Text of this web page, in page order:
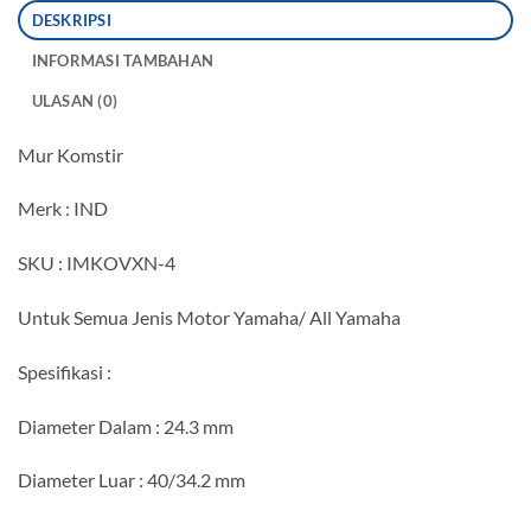
DESKRIPSI
INFORMASI TAMBAHAN
ULASAN (0)
Mur Komstir
Merk : IND
SKU : IMKOVXN-4
Untuk Semua Jenis Motor Yamaha/ All Yamaha
Spesifikasi :
Diameter Dalam : 24.3 mm
Diameter Luar : 40/34.2 mm